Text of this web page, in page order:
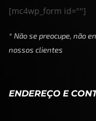
[mc4wp_form id=""]
* Não se preocupe, não
nossos clientes
ENDEREÇO E